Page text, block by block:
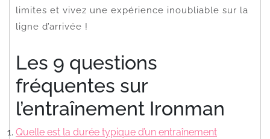
limites et vivez une expérience inoubliable sur la
ligne d’arrivée !
Les 9 questions
fréquentes sur
l’entraînement Ironman
Quelle est la durée typique d’un entraînement